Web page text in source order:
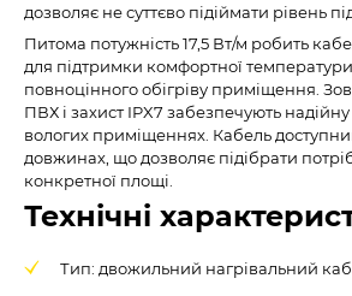
дозволяє не суттєво підіймати рівень
Питома потужність 17,5 Вт/м робить
для підтримки комфортної температури
повноцінного обігріву приміщення.
ПВХ і захист IPX7 забезпечують надійну
вологих приміщеннях. Кабель
довжинах, що дозволяє підібрати
конкретної площі.
Технічні
Тип: двожильний нагрівальний